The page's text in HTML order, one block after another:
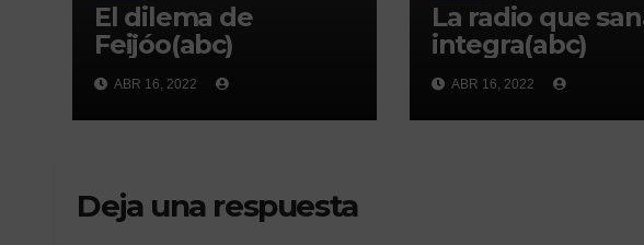
El dilema de
Feijóo(abc)
ABR 16, 2022
La radio que
integra(abc)
ABR 16, 2022
Deja una respuesta